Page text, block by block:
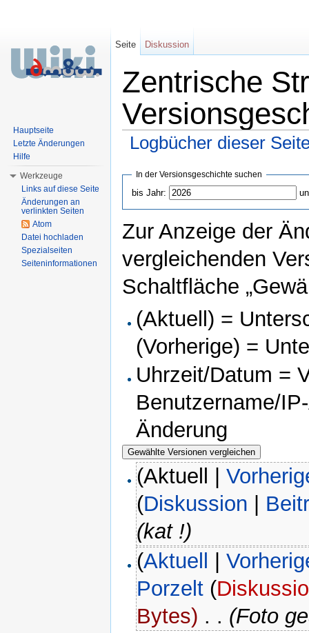
Zentrische
Logbücher dieser
In der Versionsgeschichte suchen
bis Jahr:
Zur Anzeige der
vergleichenden
Schaltfläche
(Aktuell) =
(Vorherige) =
Uhrzeit/Datum =
Benutzername/
Änderung
(Aktuell |
(Diskussion
(kat !)
(Aktuell |
Porzelt (
Bytes) . . (Foto
Seite Diskussion
Hauptseite
Letzte Änderungen
Hilfe
Werkzeuge
Links auf diese Seite
Änderungen an
verlinkten Seiten
Atom
Datei hochladen
Spezialseiten
Seiteninformationen